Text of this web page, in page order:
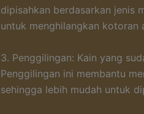
dipisahkan berdasarkan jenis
untuk menghilangkan
3. Penggilingan: Kain yang
Penggilingan ini membantu
sehingga lebih mudah untuk